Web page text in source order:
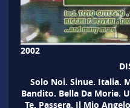
2002
Solo Noi. Sinue. Italia.
Bandito. Bella Da Morie.
Te. Passera. Il Mio